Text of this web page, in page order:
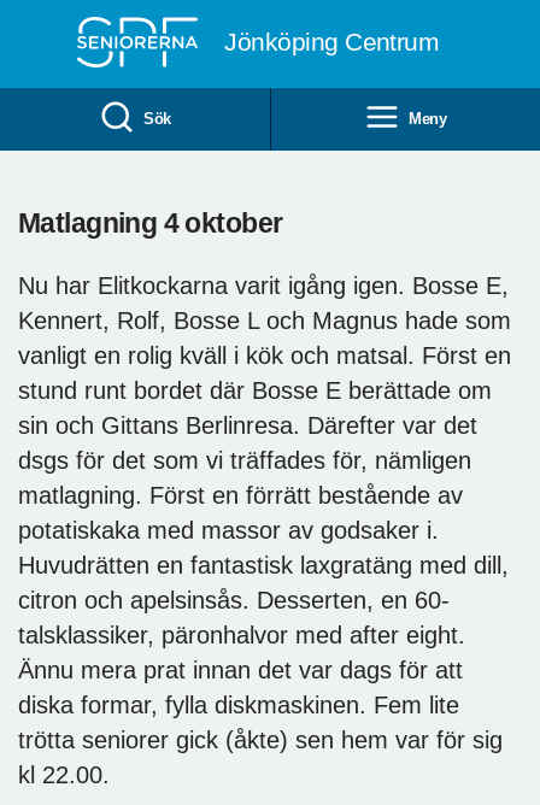
Jönköping Centrum
Sök Meny
Matlagning 4 oktober
Nu har Elitkockarna varit igång igen. Bosse E,
Kennert, Rolf, Bosse L och Magnus hade som
vanligt en rolig kväll i kök och matsal. Först en
stund runt bordet där Bosse E berättade om
sin och Gittans Berlinresa. Därefter var det
dsgs för det som vi träffades för, nämligen
matlagning. Först en förrätt bestående av
potatiskaka med massor av godsaker i.
Huvudrätten en fantastisk laxgratäng med dill,
citron och apelsinsås. Desserten, en 60-
talsklassiker, päronhalvor med after eight.
Ännu mera prat innan det var dags för att
diska formar, fylla diskmaskinen. Fem lite
trötta seniorer gick (åkte) sen hem var för sig
kl 22.00.